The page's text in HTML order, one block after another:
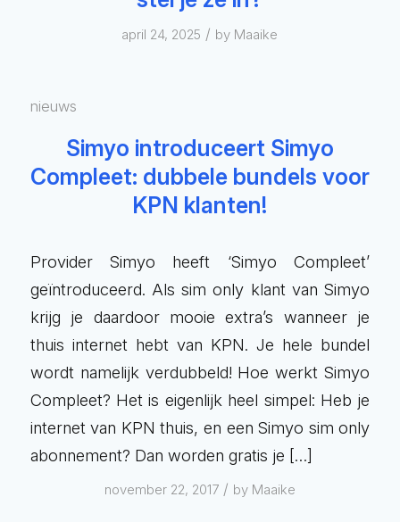
april 24, 2025 / by Maaike
nieuws
Simyo introduceert Simyo
Compleet: dubbele bundels voor
KPN klanten!
Provider Simyo heeft ‘Simyo Compleet’
geïntroduceerd. Als sim only klant van Simyo
krijg je daardoor mooie extra’s wanneer je
thuis internet hebt van KPN. Je hele bundel
wordt namelijk verdubbeld! Hoe werkt Simyo
Compleet? Het is eigenlijk heel simpel: Heb je
internet van KPN thuis, en een Simyo sim only
abonnement? Dan worden gratis je […]
november 22, 2017 / by Maaike